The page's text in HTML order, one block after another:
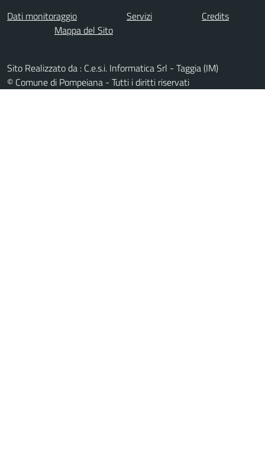
Dati monitoraggio Servizi
Credits
Mappa del Sito
Sito Realizzato da : C.e.s.i. Informatica Srl - Taggia (IM)
© Comune di Pompeiana - Tutti i diritti riservati